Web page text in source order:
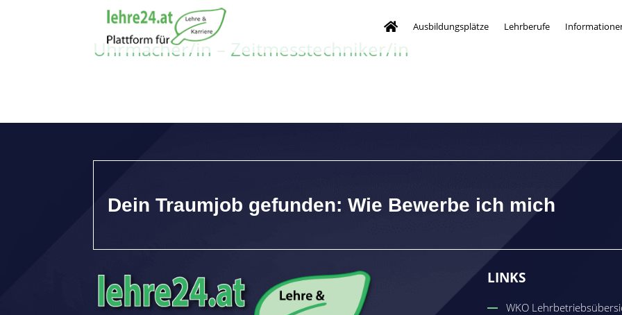
Ausbildungsplätze Lehrberufe
Uhrmacher/in – Zeitmesstechniker/in
Dein Traumjob gefunden: Wie Bewerbe ich mich
LINKS
WKO